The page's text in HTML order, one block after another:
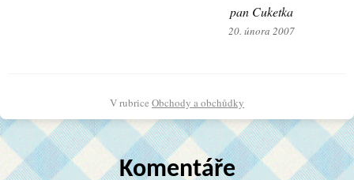
pan Cuketka
20. února 2007
V rubrice Obchody a obchůdky
Komentáře